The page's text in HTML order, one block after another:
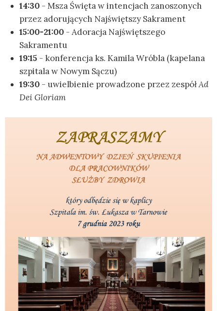
14:30 - Msza Święta w intencjach zanoszonych
przez adorujących Najświętszy Sakrament
15:00-21:00 - Adoracja Najświętszego
Sakramentu
19:15 - konferencja ks. Kamila Wróbla (kapelana
szpitala w Nowym Sączu)
19:30 - uwielbienie prowadzone przez zespółAd
Dei Gloriam